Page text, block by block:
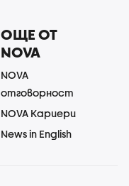
ОЩЕ ОТ
NOVA
NOVA
отговорност
NOVA Кариери
News in English